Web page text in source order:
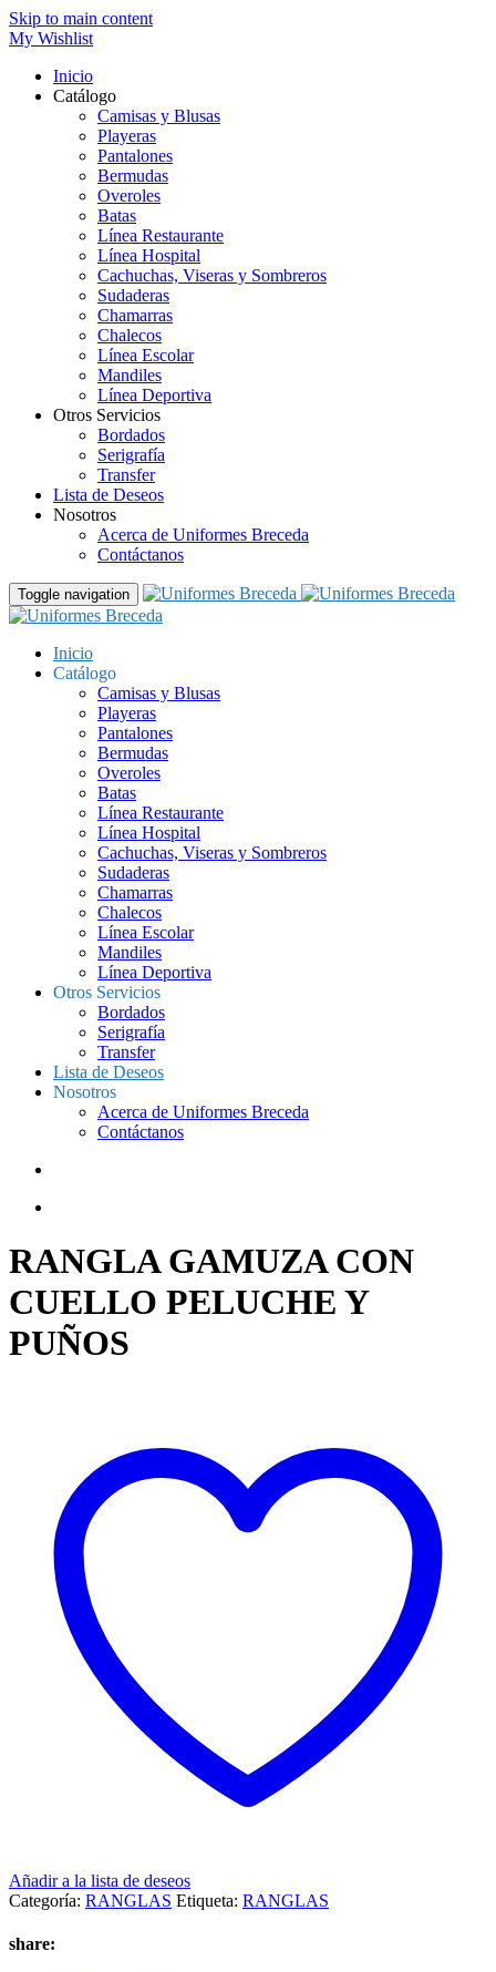
Skip to main content
My Wishlist
Inicio
Catálogo
Camisas y Blusas
Playeras
Pantalones
Bermudas
Overoles
Batas
Línea Restaurante
Línea Hospital
Cachuchas, Viseras y Sombreros
Sudaderas
Chamarras
Chalecos
Línea Escolar
Mandiles
Línea Deportiva
Otros Servicios
Bordados
Serigrafía
Transfer
Lista de Deseos
Nosotros
Acerca de Uniformes Breceda
Contáctanos
Toggle navigation
Inicio
Catálogo
Camisas y Blusas
Playeras
Pantalones
Bermudas
Overoles
Batas
Línea Restaurante
Línea Hospital
Cachuchas, Viseras y Sombreros
Sudaderas
Chamarras
Chalecos
Línea Escolar
Mandiles
Línea Deportiva
Otros Servicios
Bordados
Serigrafía
Transfer
Lista de Deseos
Nosotros
Acerca de Uniformes Breceda
Contáctanos
RANGLA GAMUZA CON
CUELLO PELUCHE Y
PUÑOS
Añadir a la lista de deseos
Categoría: RANGLAS Etiqueta: RANGLAS
share: